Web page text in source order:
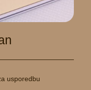
usporedbu